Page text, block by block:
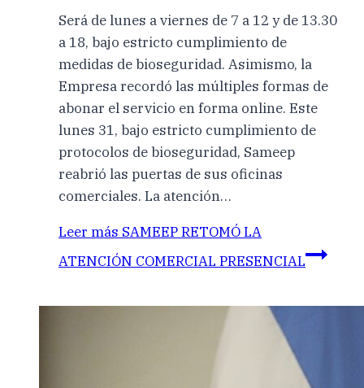
Será de lunes a viernes de 7 a 12 y de 13.30
a 18, bajo estricto cumplimiento de
medidas de bioseguridad. Asimismo, la
Empresa recordó las múltiples formas de
abonar el servicio en forma online. Este
lunes 31, bajo estricto cumplimiento de
protocolos de bioseguridad, Sameep
reabrió las puertas de sus oficinas
comerciales. La atención…
Leer más SAMEEP RETOMÓ LA
ATENCIÓN COMERCIAL PRESENCIAL